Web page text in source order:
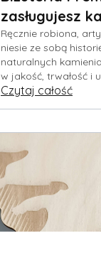
zasługujesz
Ręcznie robiona,
niesie ze sobą
naturalnych
w jakość, trwałość i
Czytaj całość